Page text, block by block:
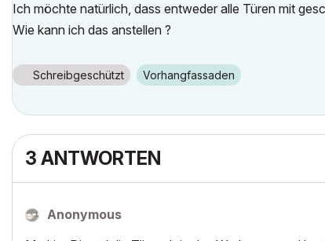
Ich möchte natürlich, dass entweder alle Türen mit
Wie kann ich das anstellen ?
Schreibgeschützt Vorhangfassaden
3 ANTWORTEN
Anonymous